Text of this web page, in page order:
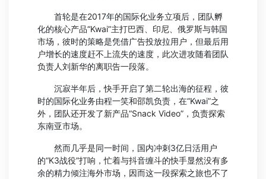
首轮是在2017年的国际化业务立项后，团队孵
化的核心产品“Kwai”主打巴西、印尼、俄罗斯与韩国
市场，彼时的策略是凭借广告投放拉用户，但最后用
户增长的速度赶不上流失的速度，此次进攻随着团队
负责人刘新华的离职告一段落。
沉寂半年后，快手开启了第二轮出海的征程，彼
时的国际化业务由程一笑和邵凯负责，在“Kwai”之
外，团队还开发了新产品“Snack Video”，负责探索
东南亚市场。
然而几乎是同一时间，国内冲刺3亿日活用户
的“K3战役”打响，忙着与抖音缠斗的快手显然没有多
余的精力倾注海外市场，因而这一段探索之旅也不了